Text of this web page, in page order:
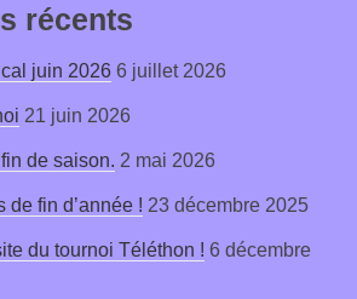
récents
juin 2026 6 juillet 2026
21 juin 2026
de saison. 2 mai 2026
de fin d’année ! 23 décembre 2025
du tournoi Téléthon ! 6 décembre